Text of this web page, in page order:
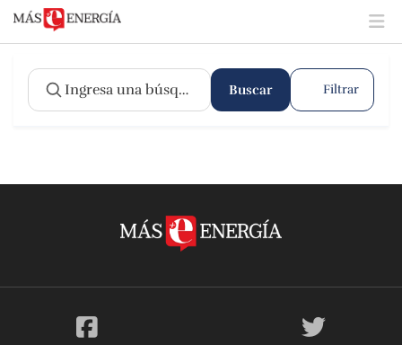
Buscar Filtrar